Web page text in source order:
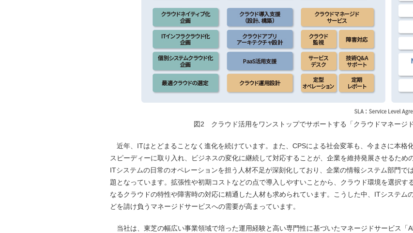
図2 クラウド活用をワンストップでサポートする「クラウドマネージド
近年、ITはとどまることなく進化を続けています。また、CPSによる社会変革も、今まさに本格
スピーディーに取り入れ、ビジネスの変化に継続して対応することが、企業を維持発展させるため
ITシステムの日常のオペレーションを担う人材不足が深刻化しており、企業の情報システム部門で
題となっています。拡張性や初期コストなどの点で導入しやすいことから、クラウド環境を選択す
なるクラウドの特性や障害時の対応に精通した人材も求められています。こうした中、ITシステム
どを請け負うマネージドサービスへの需要が高まっています。
当社は、東芝の幅広い事業領域で培った運用経験と高い専門性に基づいたマネージドサービス「